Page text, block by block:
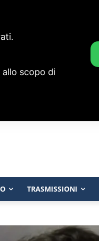
TRASMISSIONI
scopo di